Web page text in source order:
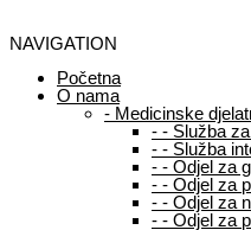
NAVIGATION
Početna
O nama
- Medicinske
- - Služba
- - Služba
- - Odjel za
- - Odjel za
- - Odjel za
- - Odjel za